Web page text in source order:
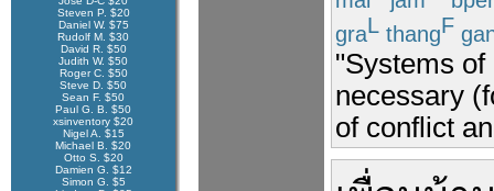
Steven P. $20
Daniel W. $75
Rudolf M. $30
David R. $50
Judith W. $50
Roger C. $50
Steve D. $50
Sean F. $50
Paul G. B. $50
xsinventory $20
Nigel A. $15
Michael B. $20
Otto S. $20
Damien G. $12
Simon G. $5
graL thangF
"Systems
necessary
of conflict